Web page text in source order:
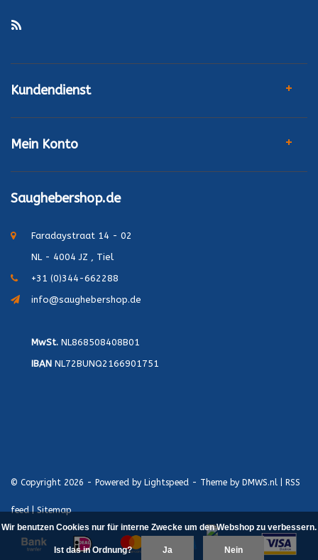
Kundendienst
Mein Konto
Saughebershop.de
Faradaystraat 14 - 02
NL - 4004 JZ , Tiel
+31 (0)344-662288
info@saughebershop.de
MwSt. NL868508408B01
IBAN NL72BUNQ2166901751
© Copyright 2026 - Powered by Lightspeed - Theme by DMWS.nl RSS
feed|Sitemap
Wir benutzen Cookies nur für interne Zwecke um den Webshop zu verbessern.
Ist das in Ordnung? Ja Nein